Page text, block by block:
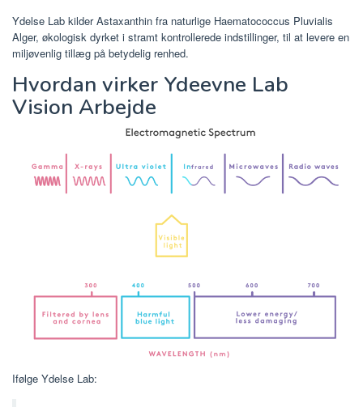
Ydelse Lab kilder Astaxanthin fra naturlige Haematococcus Pluvialis
Alger, økologisk dyrket i stramt kontrollerede indstillinger, til at levere en
miljøvenlig tillæg på betydelig renhed.
Hvordan virker Ydeevne Lab
Vision Arbejde
Ifølge Ydelse Lab: